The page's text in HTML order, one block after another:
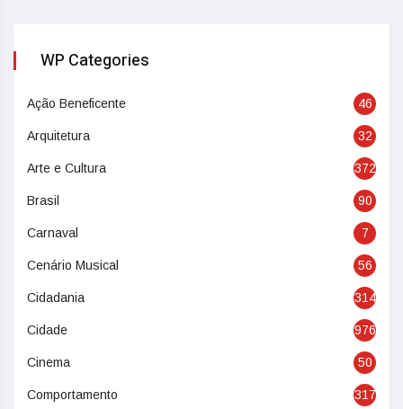
WP Categories
Ação Beneficente 46
Arquitetura 32
Arte e Cultura 372
Brasil 90
Carnaval 7
Cenário Musical 56
Cidadania 314
Cidade 976
Cinema 50
Comportamento 317